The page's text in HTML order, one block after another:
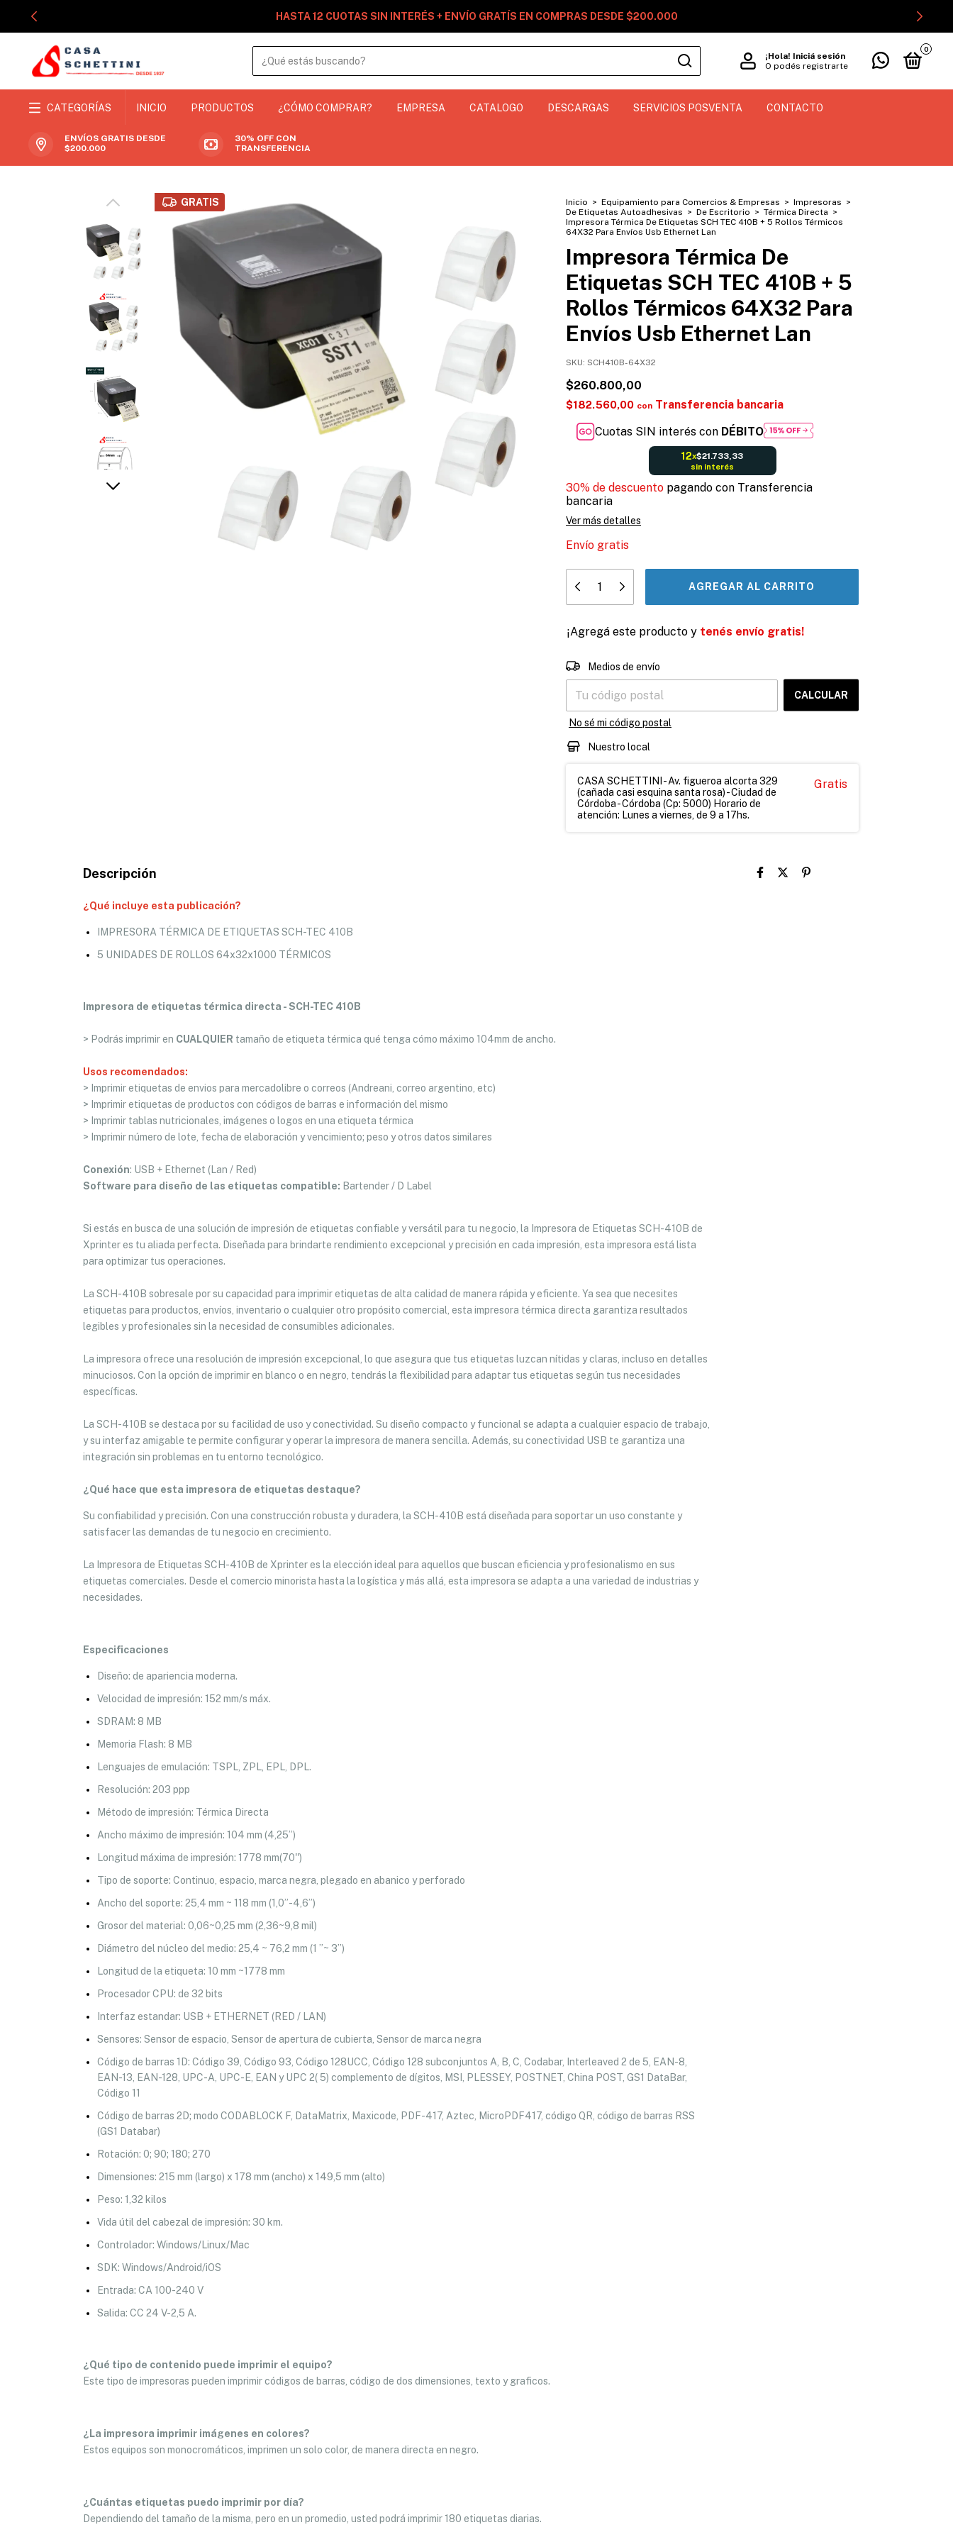
HASTA 12 CUOTAS SIN INTERÉS + ENVÍO GRATÍS EN COMPRAS DESDE $200.000
¡Hola! Iniciá sesión
O podés registrarte
0
CATEGORÍAS INICIO PRODUCTOS ¿CÓMO COMPRAR? EMPRESA CATALOGO DESCARGAS SERVICIOS POSVENTA CONTACTO
ENVÍOS GRATIS DESDE
$200.000
30% OFF CON
TRANSFERENCIA
GRATIS Inicio > Equipamiento para Comercios & Empresas > Impresoras >
De Etiquetas Autoadhesivas > De Escritorio > Térmica Directa >
Impresora Térmica De Etiquetas SCH TEC 410B + 5 Rollos Térmicos
64X32 Para Envíos Usb Ethernet Lan
Impresora Térmica De
Etiquetas SCH TEC 410B + 5
Rollos Térmicos 64X32 Para
Envíos Usb Ethernet Lan
SKU: SCH410B-64X32
$260.800,00
$182.560,00 con Transferencia bancaria
Cuotas SIN interés con DÉBITO
12x$21.733,33
sin interés
30% de descuento pagando con Transferencia
bancaria
Ver más detalles
Envío gratis
¡Agregá este producto y tenés envío gratis!
Entregas para el CP:
Medios de envío
CALCULAR
No sé mi código postal
Nuestro local
CASA SCHETTINI - Av. figueroa alcorta 329
(cañada casi esquina santa rosa) - Ciudad de
Córdoba - Córdoba (Cp: 5000) Horario de
atención: Lunes a viernes, de 9 a 17hs.
Gratis
Descripción
¿Qué incluye esta publicación?
IMPRESORA TÉRMICA DE ETIQUETAS SCH-TEC 410B
5 UNIDADES DE ROLLOS 64x32x1000 TÉRMICOS
Impresora de etiquetas térmica directa - SCH-TEC 410B
> Podrás imprimir en CUALQUIER tamaño de etiqueta térmica qué tenga cómo máximo 104mm de ancho.
Usos recomendados:
> Imprimir etiquetas de envios para mercadolibre o correos (Andreani, correo argentino, etc)
> Imprimir etiquetas de productos con códigos de barras e información del mismo
> Imprimir tablas nutricionales, imágenes o logos en una etiqueta térmica
> Imprimir número de lote, fecha de elaboración y vencimiento; peso y otros datos similares
Conexión: USB + Ethernet (Lan / Red)
Software para diseño de las etiquetas compatible: Bartender / D Label
Si estás en busca de una solución de impresión de etiquetas confiable y versátil para tu negocio, la Impresora de Etiquetas SCH-410B de
Xprinter es tu aliada perfecta. Diseñada para brindarte rendimiento excepcional y precisión en cada impresión, esta impresora está lista
para optimizar tus operaciones.
La SCH-410B sobresale por su capacidad para imprimir etiquetas de alta calidad de manera rápida y eficiente. Ya sea que necesites
etiquetas para productos, envíos, inventario o cualquier otro propósito comercial, esta impresora térmica directa garantiza resultados
legibles y profesionales sin la necesidad de consumibles adicionales.
La impresora ofrece una resolución de impresión excepcional, lo que asegura que tus etiquetas luzcan nítidas y claras, incluso en detalles
minuciosos. Con la opción de imprimir en blanco o en negro, tendrás la flexibilidad para adaptar tus etiquetas según tus necesidades
específicas.
La SCH-410B se destaca por su facilidad de uso y conectividad. Su diseño compacto y funcional se adapta a cualquier espacio de trabajo,
y su interfaz amigable te permite configurar y operar la impresora de manera sencilla. Además, su conectividad USB te garantiza una
integración sin problemas en tu entorno tecnológico.
¿Qué hace que esta impresora de etiquetas destaque?
Su confiabilidad y precisión. Con una construcción robusta y duradera, la SCH-410B está diseñada para soportar un uso constante y
satisfacer las demandas de tu negocio en crecimiento.
La Impresora de Etiquetas SCH-410B de Xprinter es la elección ideal para aquellos que buscan eficiencia y profesionalismo en sus
etiquetas comerciales. Desde el comercio minorista hasta la logística y más allá, esta impresora se adapta a una variedad de industrias y
necesidades.
Especificaciones
Diseño: de apariencia moderna.
Velocidad de impresión: 152 mm/s máx.
SDRAM: 8 MB
Memoria Flash: 8 MB
Lenguajes de emulación: TSPL, ZPL, EPL, DPL.
Resolución: 203 ppp
Método de impresión: Térmica Directa
Ancho máximo de impresión: 104 mm (4,25”)
Longitud máxima de impresión: 1778 mm(70'')
Tipo de soporte: Continuo, espacio, marca negra, plegado en abanico y perforado
Ancho del soporte: 25,4 mm ~ 118 mm (1,0”-4,6”)
Grosor del material: 0,06~0,25 mm (2,36~9,8 mil)
Diámetro del núcleo del medio: 25,4 ~ 76,2 mm (1 ”~ 3”)
Longitud de la etiqueta: 10 mm ~1778 mm
Procesador CPU: de 32 bits
Interfaz estandar: USB + ETHERNET (RED / LAN)
Sensores: Sensor de espacio, Sensor de apertura de cubierta, Sensor de marca negra
Código de barras 1D: Código 39, Código 93, Código 128UCC, Código 128 subconjuntos A, B, C, Codabar, Interleaved 2 de 5, EAN-8,
EAN-13, EAN-128, UPC-A, UPC-E, EAN y UPC 2( 5) complemento de dígitos, MSI, PLESSEY, POSTNET, China POST, GS1 DataBar,
Código 11
Código de barras 2D; modo CODABLOCK F, DataMatrix, Maxicode, PDF-417, Aztec, MicroPDF417, código QR, código de barras RSS
(GS1 Databar)
Rotación: 0; 90; 180; 270
Dimensiones: 215 mm (largo) x 178 mm (ancho) x 149,5 mm (alto)
Peso: 1,32 kilos
Vida útil del cabezal de impresión: 30 km.
Controlador: Windows/Linux/Mac
SDK: Windows/Android/iOS
Entrada: CA 100-240 V
Salida: CC 24 V-2,5 A.
¿Qué tipo de contenido puede imprimir el equipo?
Este tipo de impresoras pueden imprimir códigos de barras, código de dos dimensiones, texto y graficos.
¿La impresora imprimir imágenes en colores?
Estos equipos son monocromáticos, imprimen un solo color, de manera directa en negro.
¿Cuántas etiquetas puedo imprimir por día?
Dependiendo del tamaño de la misma, pero en un promedio, usted podrá imprimir 180 etiquetas diarias.